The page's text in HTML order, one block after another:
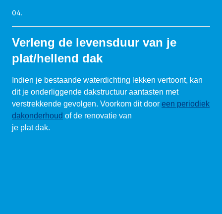
04.
Verleng de levensduur van je
plat/hellend dak
Indien je bestaande waterdichting lekken vertoont, kan
dit je onderliggende dakstructuur aantasten met
verstrekkende gevolgen. Voorkom dit door een periodiek
dakonderhoud of de renovatie van
je plat dak.